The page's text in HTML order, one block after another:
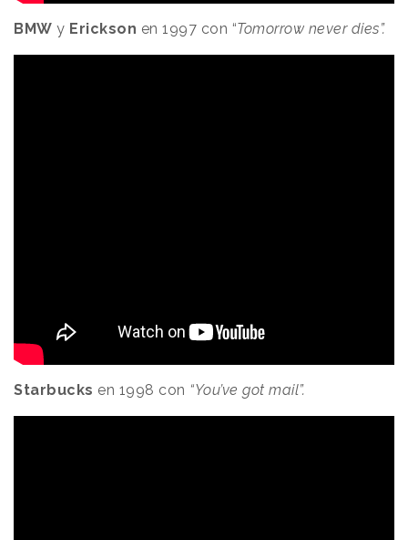
BMW y Erickson en 1997 con “Tomorrow never dies”.
Starbucks en 1998 con “You’ve got mail”.